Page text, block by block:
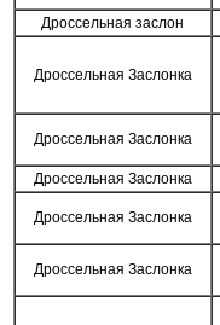
Дроссельная заслон
Дроссельная Заслонка
Дроссельная Заслонка
Дроссельная Заслонка
Дроссельная Заслонка
Дроссельная Заслонка